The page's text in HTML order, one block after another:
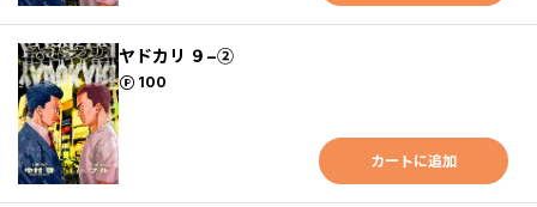
ヤドカリ ９−②
100
ポイント
カートに追加